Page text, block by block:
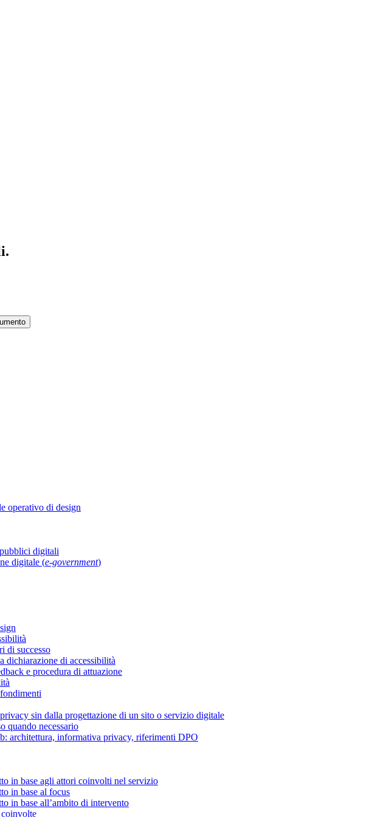
operativo di design
digitali
digitale (e-government)
di successo
dichiarazione di accessibilità
e procedura di attuazione
sin dalla progettazione di un sito o servizio digitale
quando necessario
architettura, informativa privacy, riferimenti DPO
in base agli attori coinvolti nel servizio
in base al focus
in base all’ambito di intervento